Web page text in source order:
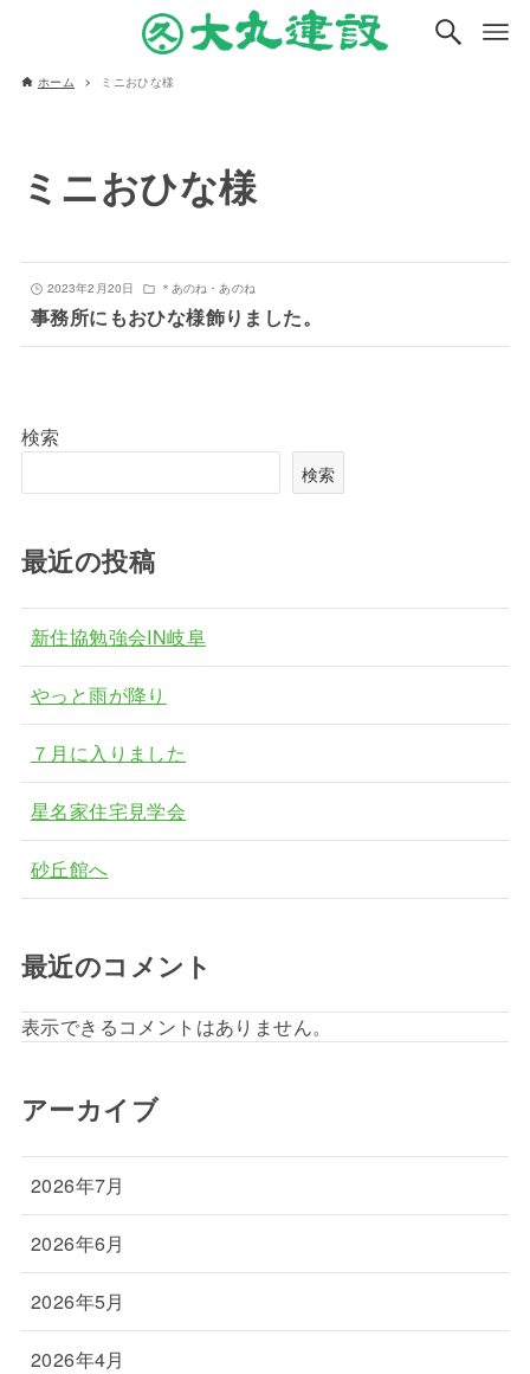
ホーム ミニおひな様
ミニおひな様
2023年2月20日 ＊あのね・あのね
事務所にもおひな様飾りました。
検索
検索
最近の投稿
新住協勉強会IN岐阜
やっと雨が降り
７月に入りました
星名家住宅見学会
砂丘館へ
最近のコメント
表示できるコメントはありません。
アーカイブ
2026年7月
2026年6月
2026年5月
2026年4月